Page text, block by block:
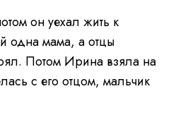
он уехал жить к
одна мама, а отцы
Потом Ирина взяла на
с его отцом, мальчик